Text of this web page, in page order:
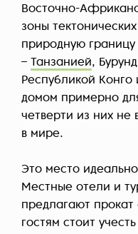
Восточно-
зоны
природную
–
Танзанией,
Республикой
домом примерно
четверти из них не
в мире.
Это место
Местные отели и
предлагают
гостям стоит